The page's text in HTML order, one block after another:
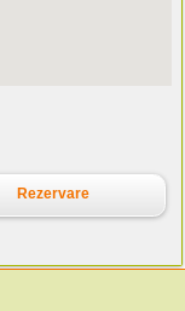
Rezervare